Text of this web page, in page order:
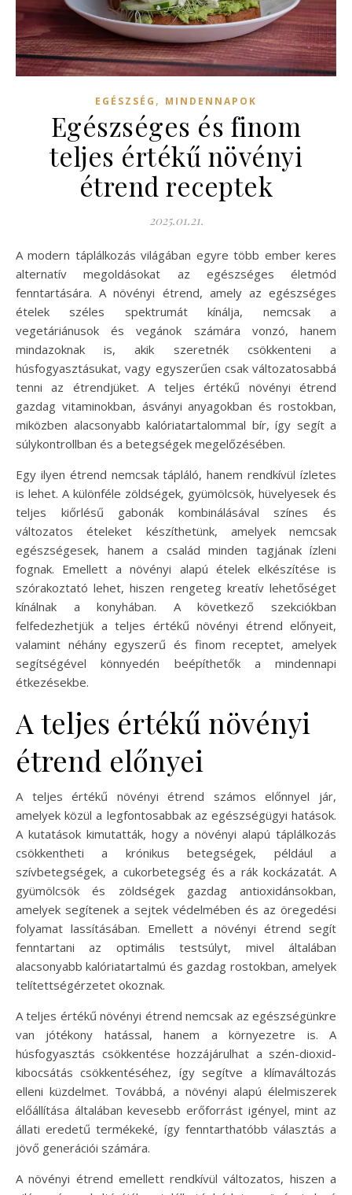
EGÉSZSÉG , MINDENNAPOK
Egészséges és finom
teljes értékű növényi
étrend receptek
2025.01.21.
A modern táplálkozás világában egyre több ember keres
alternatív megoldásokat az egészséges életmód
fenntartására. A növényi étrend, amely az egészséges
ételek széles spektrumát kínálja, nemcsak a
vegetáriánusok és vegánok számára vonzó, hanem
mindazoknak is, akik szeretnék csökkenteni a
húsfogyasztásukat, vagy egyszerűen csak változatosabbá
tenni az étrendjüket. A teljes értékű növényi étrend
gazdag vitaminokban, ásványi anyagokban és rostokban,
miközben alacsonyabb kalóriatartalommal bír, így segít a
súlykontrollban és a betegségek megelőzésében.
Egy ilyen étrend nemcsak tápláló, hanem rendkívül ízletes
is lehet. A különféle zöldségek, gyümölcsök, hüvelyesek és
teljes kiőrlésű gabonák kombinálásával színes és
változatos ételeket készíthetünk, amelyek nemcsak
egészségesek, hanem a család minden tagjának ízleni
fognak. Emellett a növényi alapú ételek elkészítése is
szórakoztató lehet, hiszen rengeteg kreatív lehetőséget
kínálnak a konyhában. A következő szekciókban
felfedezhetjük a teljes értékű növényi étrend előnyeit,
valamint néhány egyszerű és finom receptet, amelyek
segítségével könnyedén beépíthetők a mindennapi
étkezésekbe.
A teljes értékű növényi
étrend előnyei
A teljes értékű növényi étrend számos előnnyel jár,
amelyek közül a legfontosabbak az egészségügyi hatások.
A kutatások kimutatták, hogy a növényi alapú táplálkozás
csökkentheti a krónikus betegségek, például a
szívbetegségek, a cukorbetegség és a rák kockázatát. A
gyümölcsök és zöldségek gazdag antioxidánsokban,
amelyek segítenek a sejtek védelmében és az öregedési
folyamat lassításában. Emellett a növényi étrend segít
fenntartani az optimális testsúlyt, mivel általában
alacsonyabb kalóriatartalmú és gazdag rostokban, amelyek
telítettségérzetet okoznak.
A teljes értékű növényi étrend nemcsak az egészségünkre
van jótékony hatással, hanem a környezetre is. A
húsfogyasztás csökkentése hozzájárulhat a szén-dioxid-
kibocsátás csökkentéséhez, így segítve a klímaváltozás
elleni küzdelmet. Továbbá, a növényi alapú élelmiszerek
előállítása általában kevesebb erőforrást igényel, mint az
állati eredetű termékeké, így fenntarthatóbb választás a
jövő generációi számára.
A növényi étrend emellett rendkívül változatos, hiszen a